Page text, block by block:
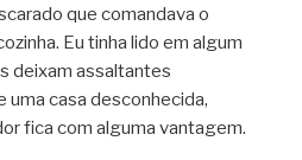
que comandava o
Eu tinha lido em algum
deixam assaltantes
casa desconhecida,
fica com alguma vantagem.